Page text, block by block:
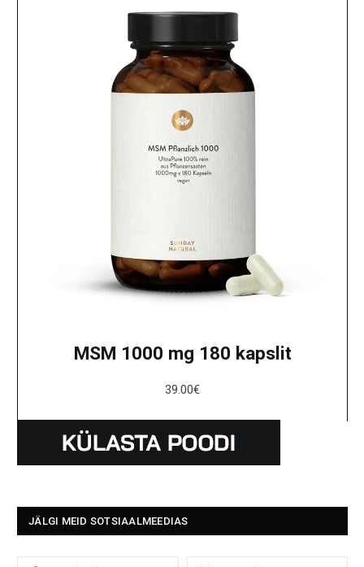
MSM 1000 mg 180 kapslit
39.00€
JÄLGI MEID SOTSIAALMEEDIAS